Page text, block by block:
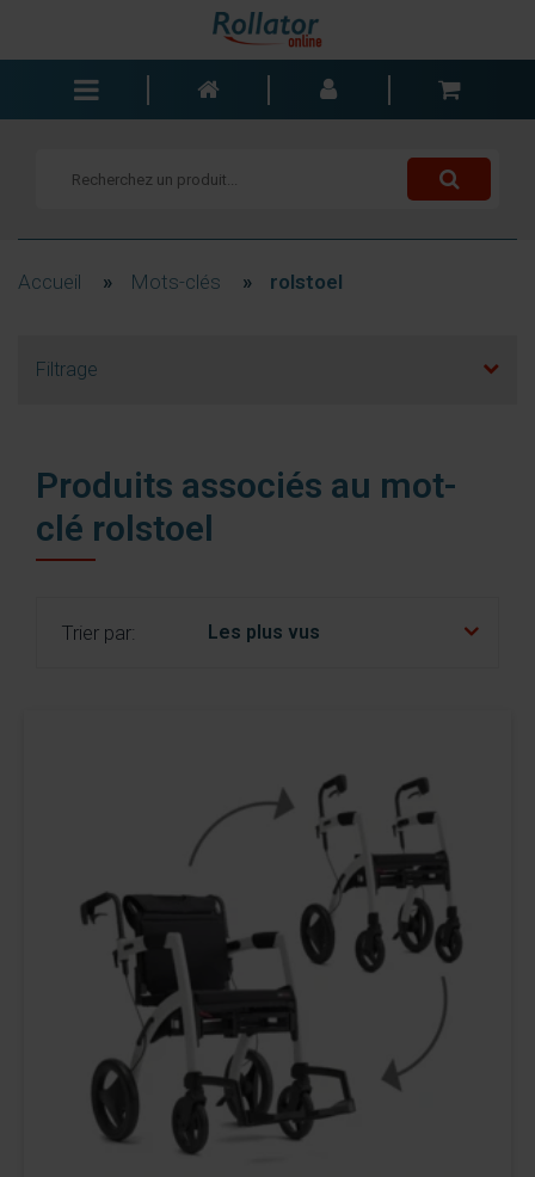
Fauteuils roulants
Blogs
Contact
nl
fr
Accueil » Mots-clés » rolstoel
Filtrage
Produits associés au mot-
clé rolstoel
Trier par: